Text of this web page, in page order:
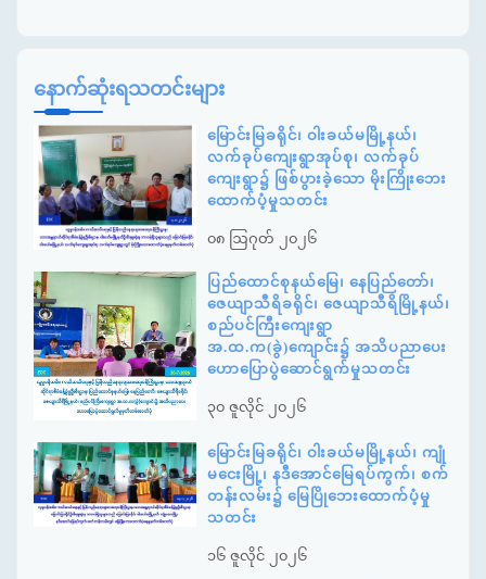
နောက်ဆုံးရသတင်းများ
မြောင်းမြခရိုင်၊ ဝါးခယ်မမြို့နယ်၊
လက်ခုပ်ကျေးရွာအုပ်စု၊ လက်ခုပ်
ကျေးရွာ၌ ဖြစ်ပွားခဲ့သော မိုးကြိုးဘေး
ထောက်ပံ့မှုသတင်း
၀၈ ဩဂုတ် ၂၀၂၆
ပြည်ထောင်စုနယ်မြေ၊ နေပြည်တော်၊
ဇေယျာသီရိခရိုင်၊ ဇေယျာသီရိမြို့နယ်၊
စည်ပင်ကြီးကျေးရွာ
အ.ထ.က(ခွဲ)ကျောင်း၌ အသိပညာပေး
ဟောပြောပွဲဆောင်ရွက်မှုသတင်း
၃၀ ဇူလိုင် ၂၀၂၆
မြောင်းမြခရိုင်၊ ဝါးခယ်မမြို့နယ်၊ ကျုံ
မငေးမြို့၊ နဒီအောင်မြေရပ်ကွက်၊ စက်
တန်းလမ်း၌ မြေပြိုဘေးထောက်ပံ့မှု
သတင်း
၁၆ ဇူလိုင် ၂၀၂၆